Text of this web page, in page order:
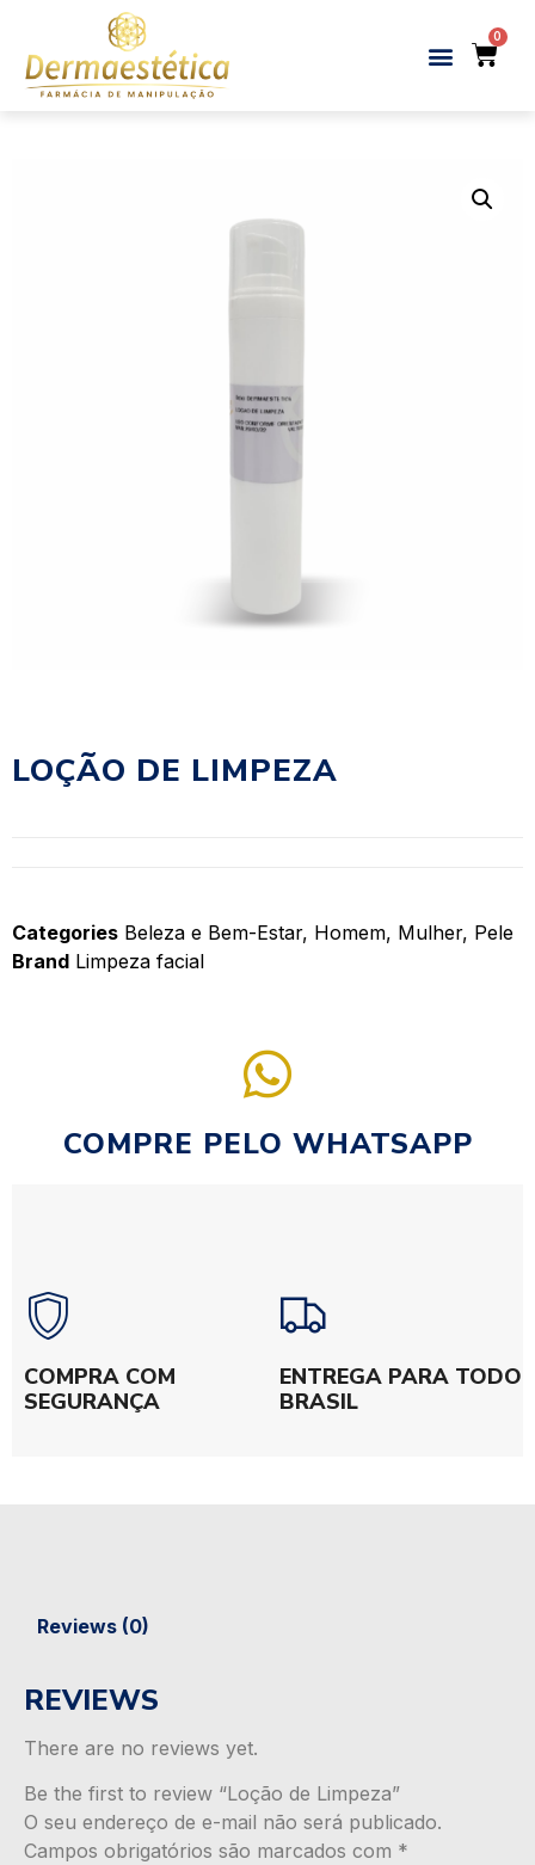
LOÇÃO DE LIMPEZA
Categories Beleza e Bem-Estar, Homem, Mulher, Pele
Brand Limpeza facial
COMPRE PELO WHATSAPP
COMPRA COM
SEGURANÇA
ENTREGA PARA TODO
BRASIL
Reviews (0)
REVIEWS
There are no reviews yet.
Be the first to review “Loção de Limpeza”
O seu endereço de e-mail não será publicado.
Campos obrigatórios são marcados com *